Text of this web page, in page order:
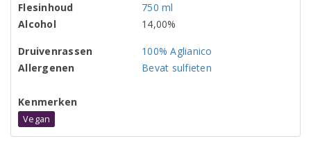
Flesinhoud
750 ml
Alcohol
14,00%
Druivenrassen
100% Aglianico
Allergenen
Bevat sulfieten
Kenmerken
Vegan